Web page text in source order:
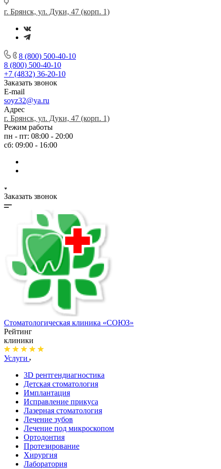
г. Брянск, ул. Дуки, 47 (корп. 1)
8 (800) 500-40-10
8 (800) 500-40-10
+7 (4832) 36-20-10
Заказать звонок
E-mail
soyz32@ya.ru
Адрес
г. Брянск, ул. Дуки, 47 (корп. 1)
Режим работы
пн - пт: 08:00 - 20:00
сб: 09:00 - 16:00
Заказать звонок
Стоматологическая клиника «СОЮЗ»
Рейтинг
клиники
Услуги
3D рентгендиагностика
Детская стоматология
Имплантация
Исправление прикуса
Лазерная стоматология
Лечение зубов
Лечение под микроскопом
Ортодонтия
Протезирование
Хирургия
Лаборатория